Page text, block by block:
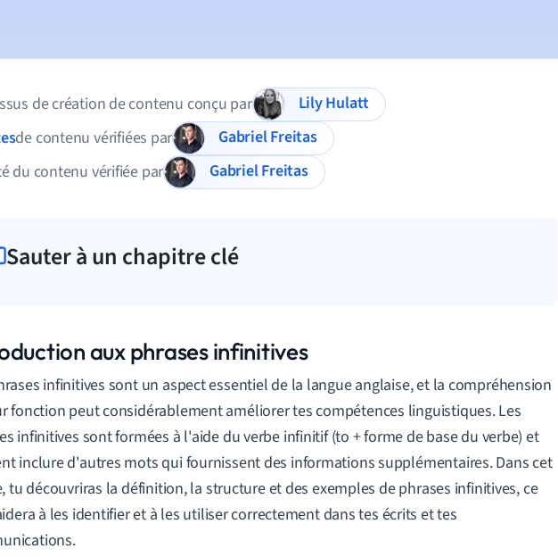
de création de contenu conçu par
Lily Hulatt
de contenu vérifiées par
Gabriel Freitas
du contenu vérifiée par
Gabriel Freitas
Sauter à un chapitre clé
aux phrases infinitives
infinitives sont un aspect essentiel de la langue anglaise, et la compréhension
fonction peut considérablement améliorer tes compétences linguistiques. Les
infinitives sont formées à l'aide du verbe infinitif (to + forme de base du verbe) et
inclure d'autres mots qui fournissent des informations supplémentaires. Dans cet
tu découvriras la définition, la structure et des exemples de phrases infinitives, ce
à les identifier et à les utiliser correctement dans tes écrits et tes